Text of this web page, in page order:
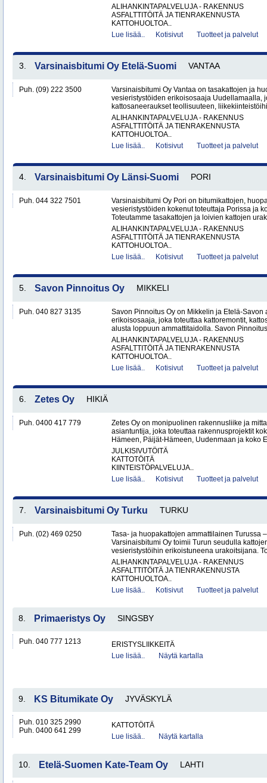
ALIHANKINTAPALVELUJA - RAKENNUS
ASFALTTITÖITÄ JA TIENRAKENNUSTA
KATTOHUOLTOA..
Lue lisää..
Kotisivut Tuotteet ja palvelut
3. Varsinaisbitumi Oy Etelä-Suomi VANTAA
Puh. (09) 222 3500
Varsinaisbitumi Oy Vantaa on tasakattojen ja
vesieristystöiden erikoisosaaja Uudellamaalla,
kattosaneeraukset teollisuuteen,
ALIHANKINTAPALVELUJA - RAKENNUS
ASFALTTITÖITÄ JA TIENRAKENNUSTA
KATTOHUOLTOA..
Lue lisää..
Kotisivut Tuotteet ja palvelut
4. Varsinaisbitumi Oy Länsi-Suomi PORI
Puh. 044 322 7501
Varsinaisbitumi Oy Pori on bitumikattojen,
vesieristystöiden kokenut toteuttaja Porissa ja
Toteutamme tasakattojen ja loivien kattojen
ALIHANKINTAPALVELUJA - RAKENNUS
ASFALTTITÖITÄ JA TIENRAKENNUSTA
KATTOHUOLTOA..
Lue lisää..
Kotisivut Tuotteet ja palvelut
5. Savon Pinnoitus Oy MIKKELI
Puh. 040 827 3135
Savon Pinnoitus Oy on Mikkelin ja Etelä-Savon
erikoisosaaja, joka toteuttaa kattoremontit,
alusta loppuun ammattitaidolla. Savon
ALIHANKINTAPALVELUJA - RAKENNUS
ASFALTTITÖITÄ JA TIENRAKENNUSTA
KATTOHUOLTOA..
Lue lisää..
Kotisivut Tuotteet ja palvelut
6. Zetes Oy HIKIÄ
Puh. 0400 417 779
Zetes Oy on monipuolinen rakennusliike ja
asiantuntija, joka toteuttaa rakennusprojektit
Hämeen, Päijät-Hämeen, Uudenmaan ja koko
JULKISIVUTÖITÄ
KATTOTÖITÄ
KIINTEISTÖPALVELUJA..
Lue lisää..
Kotisivut Tuotteet ja palvelut
7. Varsinaisbitumi Oy Turku TURKU
Puh. (02) 469 0250
Tasa- ja huopakattojen ammattilainen Turussa
Varsinaisbitumi Oy toimii Turun seudulla
vesieristystöihin erikoistuneena urakoitsijana.
ALIHANKINTAPALVELUJA - RAKENNUS
ASFALTTITÖITÄ JA TIENRAKENNUSTA
KATTOHUOLTOA..
Lue lisää..
Kotisivut Tuotteet ja palvelut
8. Primaeristys Oy SINGSBY
Puh. 040 777 1213
ERISTYSLIIKKEITÄ
Lue lisää..
Näytä kartalla
9. KS Bitumikate Oy JYVÄSKYLÄ
Puh. 010 325 2990
Puh. 0400 641 299
KATTOTÖITÄ
Lue lisää..
Näytä kartalla
10. Etelä-Suomen Kate-Team Oy LAHTI